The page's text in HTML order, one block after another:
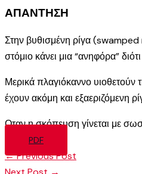
ΑΠΑΝΤΗΣΗ
Στην βυθισμένη ρίγα (swamped
στόμιο κάνει μια “ανηφόρα”
Μερικά πλαγιόκαννο υιοθετούν
έχουν ακόμη και εξαεριζόμενη
Οταν η σκόπευση γίνεται με
PDF
←Previous Post